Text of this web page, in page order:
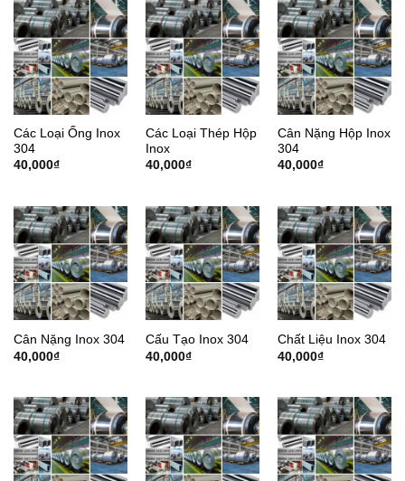
Các Loại Ống Inox
304
40,000₫
Các Loại Thép Hộp
Inox
40,000₫
Cân Nặng Hộp Inox
304
40,000₫
Cân Nặng Inox 304
40,000₫
Cấu Tạo Inox 304
40,000₫
Chất Liệu Inox 304
40,000₫